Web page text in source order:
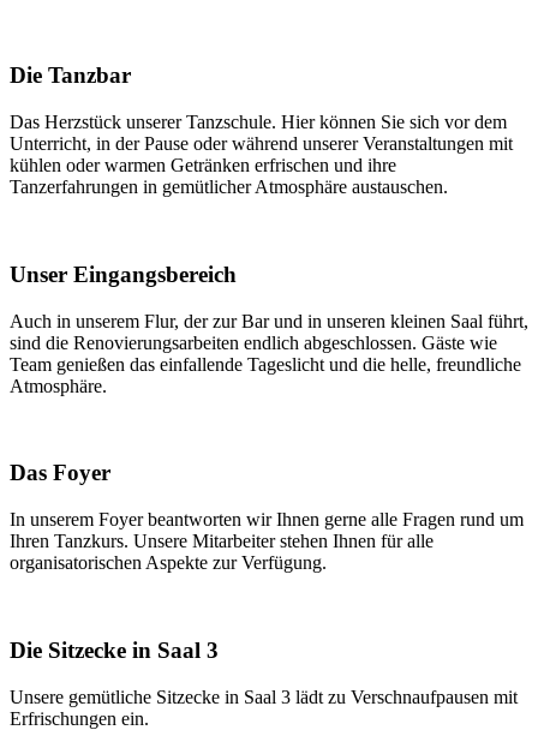
Die Tanzbar
Das Herzstück unserer Tanzschule. Hier können Sie sich vor dem
Unterricht, in der Pause oder während unserer Veranstaltungen mit
kühlen oder warmen Getränken erfrischen und ihre
Tanzerfahrungen in gemütlicher Atmosphäre austauschen.
Unser Eingangsbereich
Auch in unserem Flur, der zur Bar und in unseren kleinen Saal führt,
sind die Renovierungsarbeiten endlich abgeschlossen. Gäste wie
Team genießen das einfallende Tageslicht und die helle, freundliche
Atmosphäre.
Das Foyer
In unserem Foyer beantworten wir Ihnen gerne alle Fragen rund um
Ihren Tanzkurs. Unsere Mitarbeiter stehen Ihnen für alle
organisatorischen Aspekte zur Verfügung.
Die Sitzecke in Saal 3
Unsere gemütliche Sitzecke in Saal 3 lädt zu Verschnaufpausen mit
Erfrischungen ein.